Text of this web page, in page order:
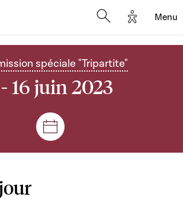
Options
Menu
spéciale "Tripartite"
16 juin 2023
Séances et réunions